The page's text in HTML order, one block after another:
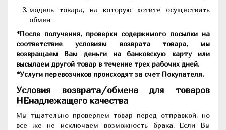
модель товара, на которую хотите осуществить
обмен
*После получения, проверки содержимого посылки на
соответствие условиям возврата товара, мы
возвращаем Вам деньги на банковскую карту или
высылаем другой товар в течение трех рабочих дней.
*Услуги перевозчиков происходят за счет Покупателя.
Условия возврата/обмена для товаров
НЕнадлежащего качества
Мы тщательно проверяем товар перед отправкой, но
все же не исключаем возможность брака. Если Вы